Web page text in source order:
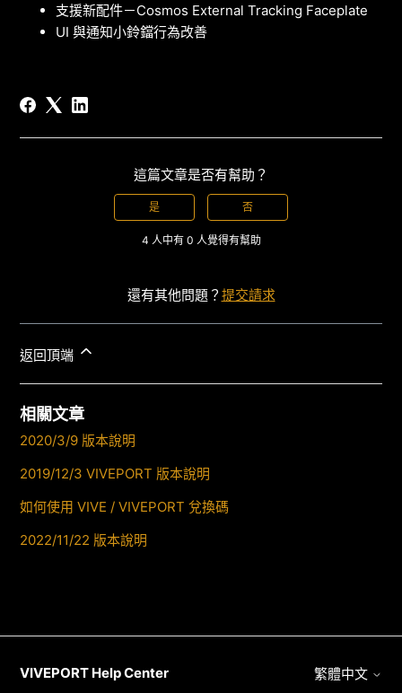
支援新配件－Cosmos External Tracking Faceplate
UI 與通知小鈴鐺行為改善
這篇文章是否有幫助？
是 否
4 人中有 0 人覺得有幫助
還有其他問題？ 提交請求
返回頂端
相關文章
2020/3/9 版本說明
2019/12/3 VIVEPORT 版本說明
如何使用 VIVE / VIVEPORT 兌換碼
2022/11/22 版本說明
VIVEPORT Help Center 繁體中文